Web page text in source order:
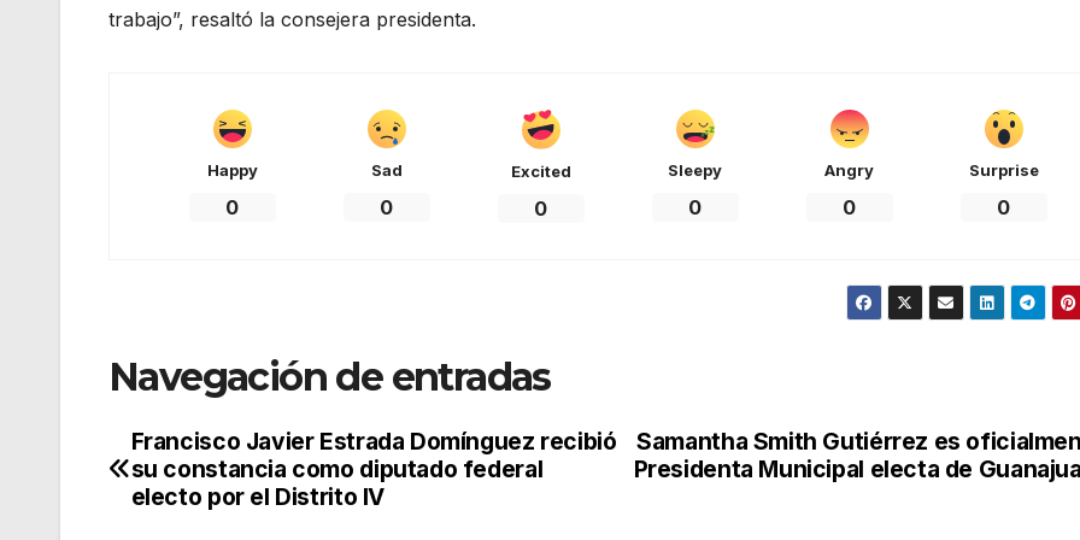
trabajo”, resaltó la consejera presidenta.
Happy
0
Sad
0
Excited
0
Sleepy
0
Angry
0
Surprise
0
Navegación de entradas
Samantha Smith Gutiérrez es
Presidenta Municipal electa de
Francisco Javier Estrada Domínguez recibió
su constancia como diputado federal
electo por el Distrito IV